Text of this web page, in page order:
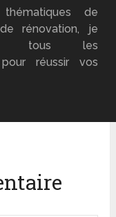
de
rénovation, je
tous les
pour réussir vos